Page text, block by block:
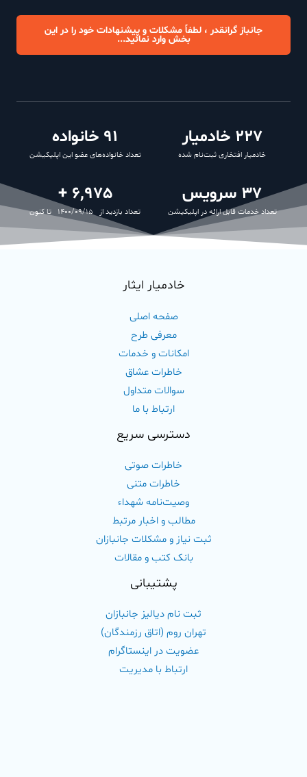
جانباز گرانقدر ، لطفاً مشکلات و پیشنهادات خود را در این
بخش وارد نمائید...
خادمیار افتخاری ثبت‌نام شده
320
تعداد خانواده‌های عضو این اپلیکیشن
113 خانواده
تعداد خدمات قابل ارائه در اپلیکیشن
37
تعداد بازدید از 1400/09/15 تا کنون
6,975
+
خادمیار ایثار
صفحه اصلی
معرفی طرح
امکانات و خدمات
خاطرات عشاق
سوالات متداول
ارتباط با ما
دسترسی سریع
خاطرات صوتی
خاطرات متنی
وصیت‌نامه شهداء
مطالب و اخبار مرتبط
ثبت نیاز و مشکلات جانبازان
بانک کتب و مقالات
پشتیبانی
ثبت نام دیالیز جانبازان
تهران روم (اتاق رزمندگان)
عضویت در اینستاگرام
ارتباط با مدیریت